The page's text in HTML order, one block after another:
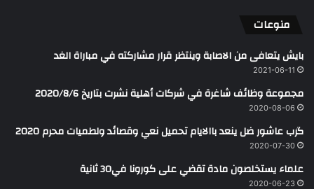
منوعات
بايش يتعافى من الاصابة وينتظر قرار مشاركته في مباراة الغد
2021-06-11
مجموعة وظائف شاغرة في شركات أهلية نشرت بتاريخ 2020/8/6
2020-08-06
گرب عاشور ضل ينعد باالايام تحميل نعي وقصائد ولطميات محرم 2020
2020-07-30
علماء يستخلصون مادة تقضي على كورونا في30 ثانية
2020-06-23